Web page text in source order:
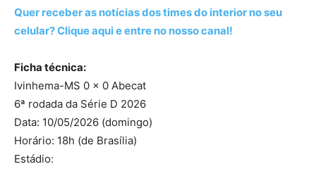
Quer receber as notícias dos times do interior no seu
celular? Clique aqui e entre no nosso canal!
Ficha técnica:
Ivinhema-MS 0 x 0 Abecat
6ª rodada da Série D 2026
Data: 10/05/2026 (domingo)
Horário: 18h (de Brasília)
Estádio: